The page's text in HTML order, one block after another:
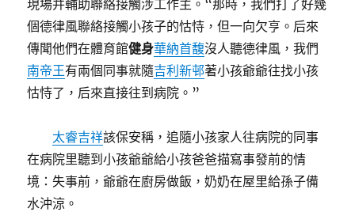
現場并輔助聯絡接觸涉工作主。“那時，我們打了好幾
個德律風聯絡接觸小孩子的怙恃，但一向欠亨。后來
傳聞他們在體育館健身華納首馥沒人聽德律風，我們
南帝王有兩個同事就隨吉利新邨著小孩爺爺往找小孩
怙恃了，后來直接往到病院。”
太睿吉祥該保安稱，追隨小孩家人往病院的同事
在病院里聽到小孩爺爺給小孩爸爸描寫事發前的情
境：失事前，爺爺在廚房做飯，奶奶在屋里給孫子備
水沖涼。